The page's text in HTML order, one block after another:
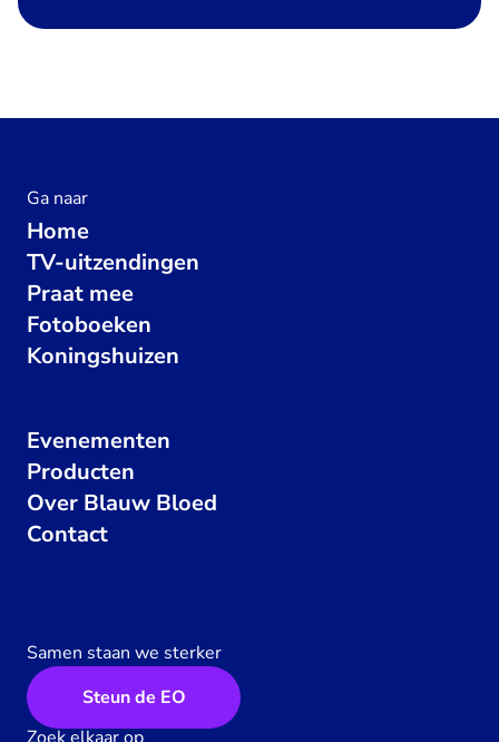
Ga naar
Home
TV-uitzendingen
Praat mee
Fotoboeken
Koningshuizen
Evenementen
Producten
Over Blauw Bloed
Contact
Samen staan we sterker
Steun de EO